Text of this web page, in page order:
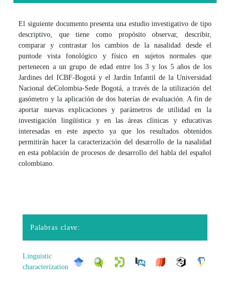
El siguiente documento presenta una estudio investigativo de tipo
descriptivo, que tiene como propósito observar, describir,
comparar y contrastar los cambios de la nasalidad desde el
puntode vista fonológico y físico en sujetos normales que
pertenecen a un grupo de edad entre los 3 y los 5 años de los
Jardines del ICBF-Bogotá y el Jardín Infantil de la Universidad
Nacional deColombia-Sede Bogotá, a través de la utilización del
gasómetro y la aplicación de dos baterías de evaluación. A fin de
aportar nuevas explicaciones y parámetros de utilidad en la
investigación lingüística y en las áreas clínicas y educativas
interesadas en este aspecto ya que los resultados obtenidos
permitirán hacer la caracterización del desarrollo de la nasalidad
en esta población de procesos de desarrollo del habla del español
colombiano.
Palabras clave:
Linguistic
characterization